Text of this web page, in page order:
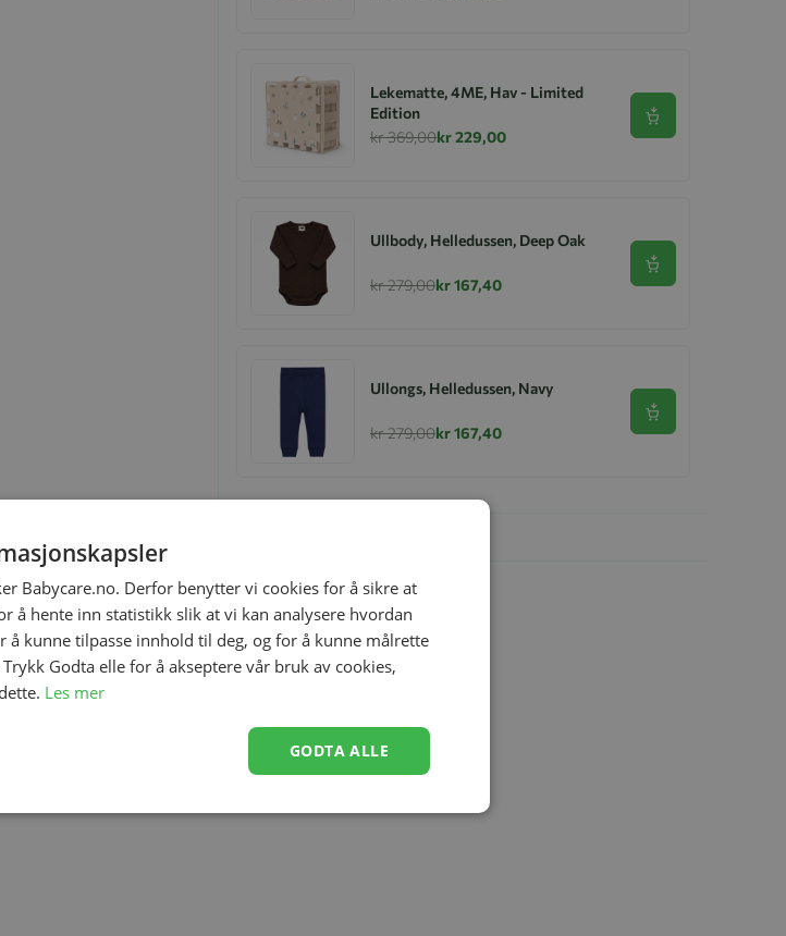
Lekematte, 4ME, Hav - Limited
Edition
kr 369,00kr 229,00
Se produkt
Ullbody, Helledussen, Deep Oak
kr 279,00kr 167,40
Se produkt
Ullongs, Helledussen, Navy
kr 279,00kr 167,40
Se produkt
kronen håndmalt på
detalj. Royal har flere
ikke lenger er nødvendig,
Babycare.no. Derfor benytter vi cookies for å sikre at
å hente inn statistikk slik at vi kan analysere hvordan
å kunne tilpasse innhold til deg, og for å kunne målrette
Godta elle for å akseptere vår bruk av cookies,
Les mer
GODTA ALLE